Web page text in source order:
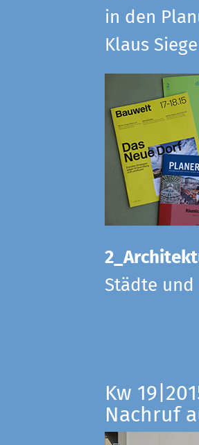
in den
Klaus
Städte
Kw
Nachruf